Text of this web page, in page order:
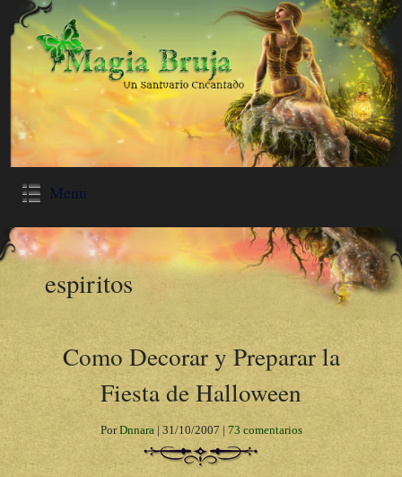
Menu
espiritos
Como Decorar y Preparar la
Fiesta de Halloween
PorDnnara| 31/10/2007 | 73 comentarios